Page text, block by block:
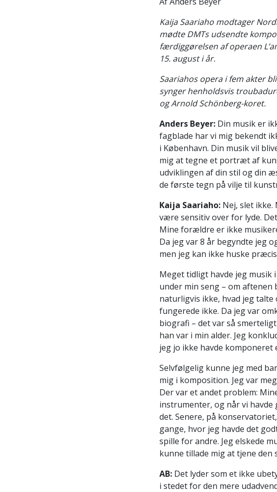
Kaija Saariaho modtager
mødte DMTs udsendte
færdiggørelsen af operaen
15. august i år.
Saariahos opera i fem akter
synger henholdsvis
og Arnold Schönberg-koret.
Anders Beyer: Din musik er
fagblade har vi mig bekendt
i København. Din musik vil
mig at tegne et portræt af
udviklingen af din stil og din
de første tegn på vilje til
Kaija Saariaho: Nej, slet
være sensitiv over for lyde.
Mine forældre er ikke
Da jeg var 8 år begyndte jeg
men jeg kan ikke huske
Meget tidligt havde jeg musik
under min seng – om
naturligvis ikke, hvad jeg talte
fungerede ikke. Da jeg var
biografi – det var så
han var i min alder. Jeg
jeg jo ikke havde
Selvfølgelig kunne jeg med
mig i komposition. Jeg var
Der var et andet problem:
instrumenter, og når vi havde
det. Senere, på
gange, hvor jeg havde det
spille for andre. Jeg elskede
kunne tillade mig at tjene den
AB: Det lyder som et ikke
i stedet for den mere